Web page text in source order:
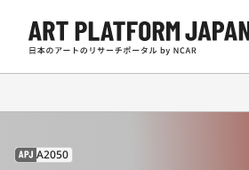
APJ A2050